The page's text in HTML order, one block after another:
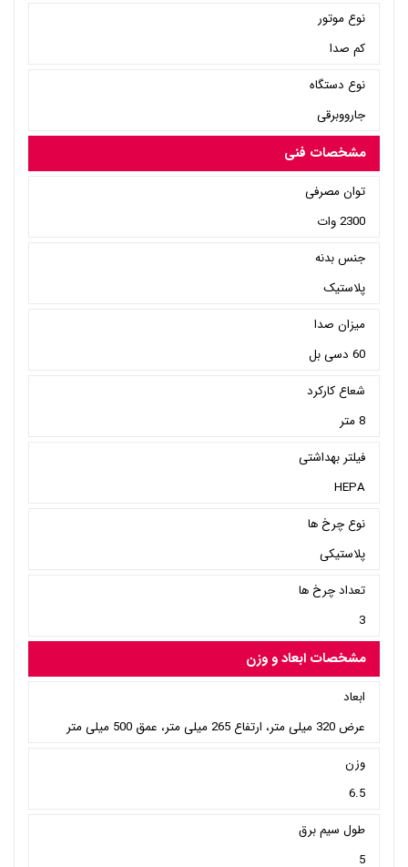
نوع موتور
کم صدا
نوع دستگاه
جارووبرقی
مشخصات فنی
توان مصرفی
2300 وات
جنس بدنه
پلاستیک
میزان صدا
60 دسی بل
شعاع کارکرد
8 متر
فیلتر بهداشتی
HEPA
نوع چرخ ها
پلاستیکی
تعداد چرخ ها
3
مشخصات ابعاد و وزن
ابعاد
عرض 320 میلی متر، ارتفاع 265 میلی متر، عمق 500 میلی متر
وزن
6.5
طول سیم برق
5